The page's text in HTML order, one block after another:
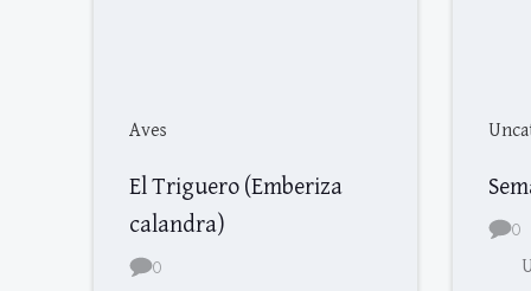
Aves
El Triguero (Emberiza
calandra)
0
0